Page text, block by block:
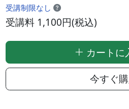
受講制限なし
受講料 1,100円(税込)
カートに
今すぐ